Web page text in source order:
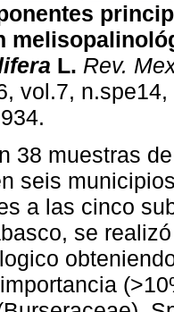
L. Rev.
vol.7,
38 muestras
seis
a las cinco
se